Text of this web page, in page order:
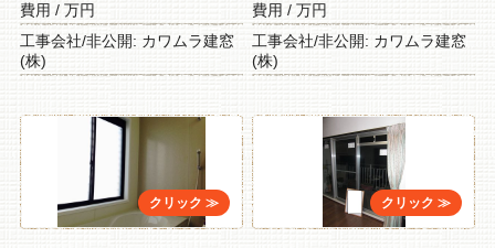
費用 / 万円
工事会社/非公開: カワムラ建窓
(株)
費用 / 万円
工事会社/非公開: カワムラ建窓
(株)